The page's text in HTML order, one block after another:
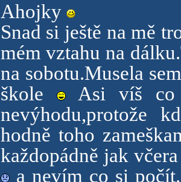
Ahojky
Snad si ještě na mě
mém vztahu na
na sobotu.Musela
škole
Asi víš co
nevýhodu,protože
hodně toho
každopádně jak
a nevím co si